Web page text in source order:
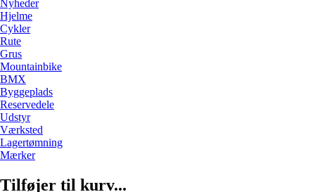
Nyheder
Hjelme
Cykler
Rute
Grus
Mountainbike
BMX
Byggeplads
Reservedele
Udstyr
Værksted
Lagertømning
Mærker
Tilføjer til kurv...